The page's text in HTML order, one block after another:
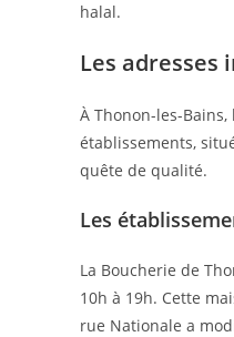
halal.
Les
À Thonon-les-
établissements,
quête de qualité.
Les
La Boucherie de
10h à 19h. Cette
rue Nationale a